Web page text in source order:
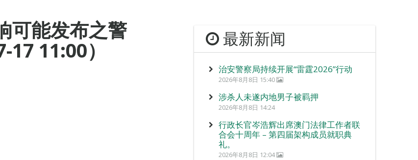
可能发布之警
11:00） 最新新闻
治安警察局持续开展“雷霆2026”行动
2026年8月8日 15:40
涉杀人未遂内地男子被羁押
2026年8月8日 14:24
行政长官岑浩辉出席澳门法律工作者联
合会十周年 – 第四届架构成员就职典
礼。
2026年8月8日 12:04